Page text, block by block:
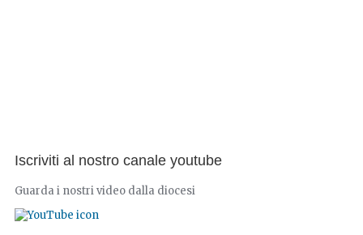
Iscriviti al nostro canale youtube
Guarda i nostri video dalla diocesi